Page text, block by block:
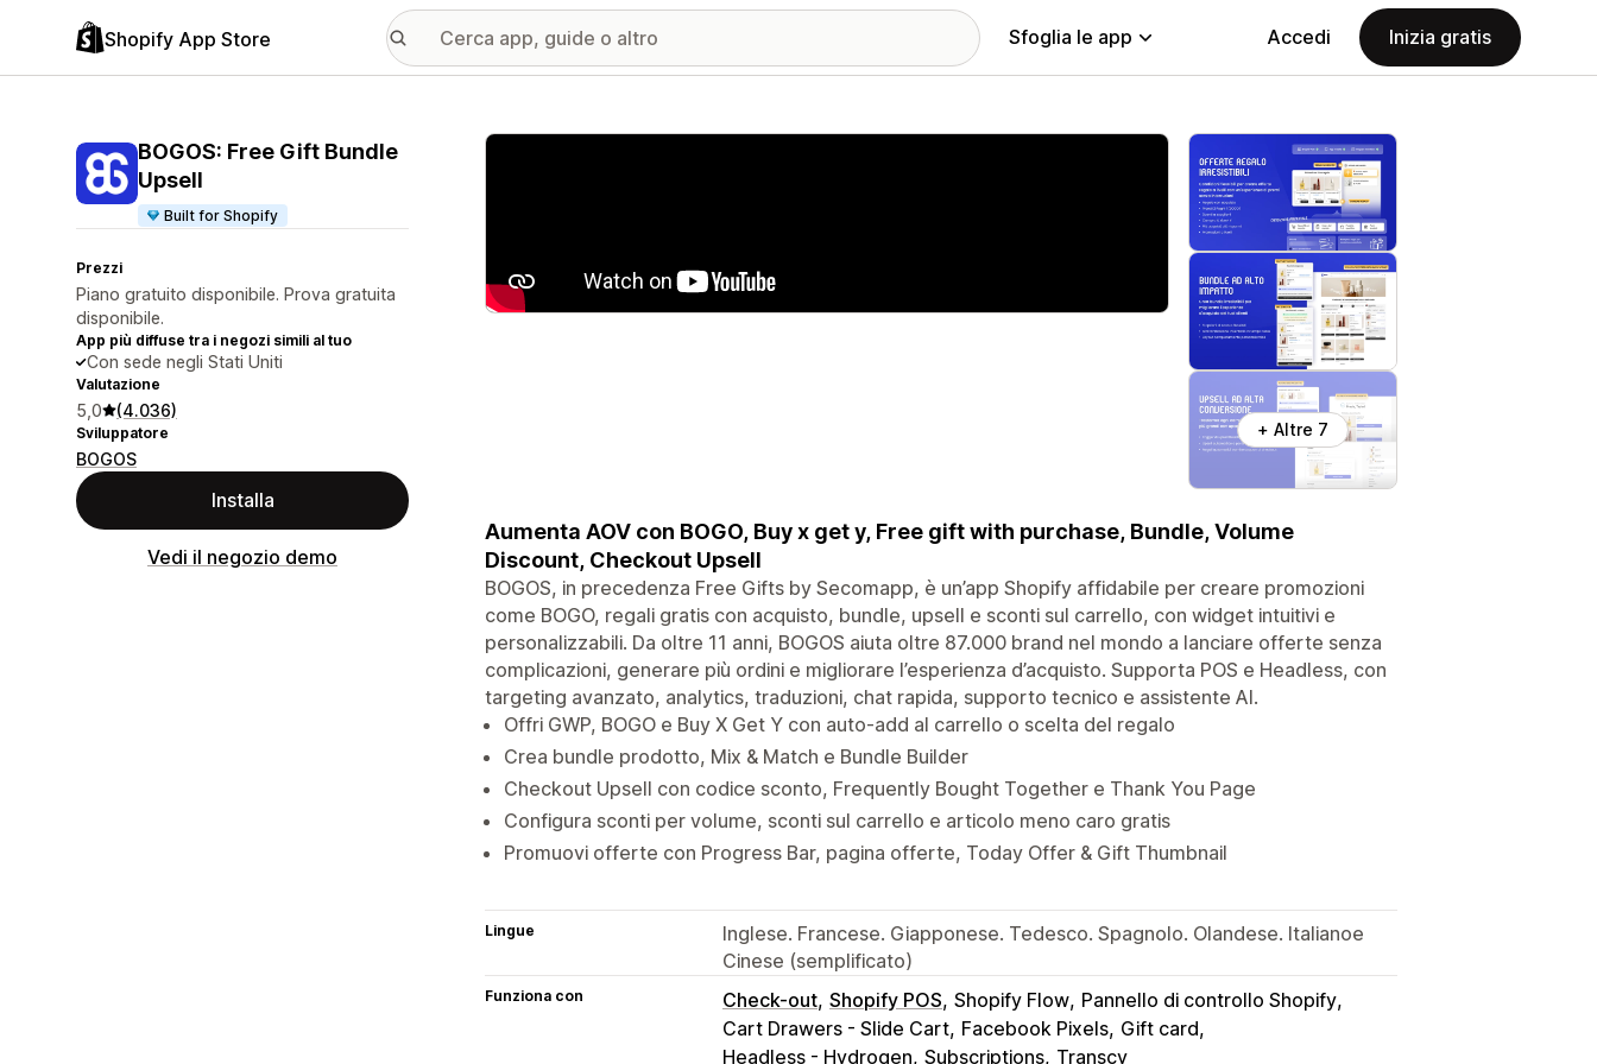
Shopify App Store Sfoglia le app Accedi Inizia gratis
BOGOS: Free Gift Bundle
Upsell
Built for Shopify
Prezzi
Piano gratuito disponibile. Prova gratuita
disponibile.
App più diffuse tra i negozi simili al tuo
Con sede negli Stati Uniti
Valutazione
5,0 (4.036)
Sviluppatore
BOGOS
Installa
Vedi il negozio demo
Galleria immagini in evidenza
+ Altre 7
Aumenta AOV con BOGO, Buy x get y, Free gift with purchase, Bundle, Volume
Discount, Checkout Upsell
BOGOS, in precedenza Free Gifts by Secomapp, è un’app Shopify affidabile per creare promozioni
come BOGO, regali gratis con acquisto, bundle, upsell e sconti sul carrello, con widget intuitivi e
personalizzabili. Da oltre 11 anni, BOGOS aiuta oltre 87.000 brand nel mondo a lanciare offerte senza
complicazioni, generare più ordini e migliorare l’esperienza d’acquisto. Supporta POS e Headless, con
targeting avanzato, analytics, traduzioni, chat rapida, supporto tecnico e assistente AI.
Offri GWP, BOGO e Buy X Get Y con auto-add al carrello o scelta del regalo
Crea bundle prodotto, Mix & Match e Bundle Builder
Checkout Upsell con codice sconto, Frequently Bought Together e Thank You Page
Configura sconti per volume, sconti sul carrello e articolo meno caro gratis
Promuovi offerte con Progress Bar, pagina offerte, Today Offer & Gift Thumbnail
Lingue
Inglese. Francese. Giapponese. Tedesco. Spagnolo. Olandese. Italianoe
Cinese (semplificato)
Funziona con Check-out Shopify POS Shopify Flow Pannello di controllo Shopify
Cart Drawers - Slide Cart Facebook Pixels Gift card
Headless - Hydrogen Subscriptions Transcy